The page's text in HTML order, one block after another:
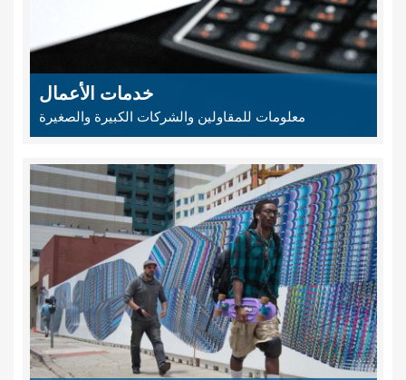
خدمات الأعمال
معلومات للمقاولين والشركات الكبيرة والصغيرة